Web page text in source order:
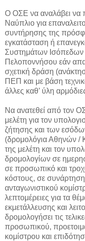
Ο ΟΣΕ να αναλάβει να
Ναύπλιο για
συντήρησης της
εγκατάσταση ή
Συστημάτων Ισόπεδων
Πελοποννήσου εάν
σχετική δράση
ΠΕΠ και με βάση
άλλες καθ’ ύλη
Να ανατεθεί από τον
μελέτη για τον
ζήτησης και των
(δρομολόγια Αθηνών /
της μελέτη και τον
δρομολογίων σε
σε προσωπικό και
κόστους, σε
ανταγωνιστικού
λεπτομέρειες για τα
εκμετάλλευσης και
δρομολογήσει τις
προσωπικού,
κομίστρου και